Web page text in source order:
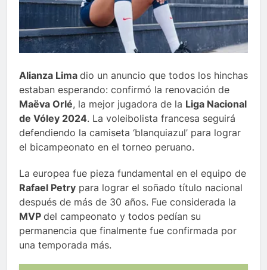
Alianza Lima dio un anuncio que todos los hinchas
estaban esperando: confirmó la renovación de
Maëva Orlé, la mejor jugadora de la Liga Nacional
de Vóley 2024. La voleibolista francesa seguirá
defendiendo la camiseta ‘blanquiazul’ para lograr
el bicampeonato en el torneo peruano.
La europea fue pieza fundamental en el equipo de
Rafael Petry para lograr el soñado título nacional
después de más de 30 años. Fue considerada la
MVP del campeonato y todos pedían su
permanencia que finalmente fue confirmada por
una temporada más.